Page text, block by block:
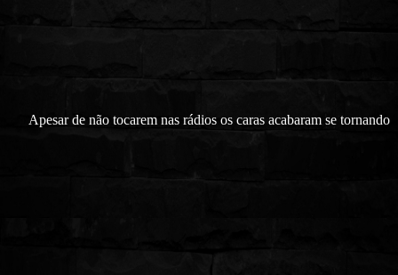
Apesar de não tocarem nas rádios os caras acabaram se tornando